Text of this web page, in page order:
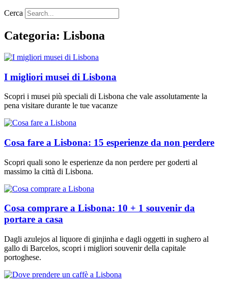
Cerca
Categoria: Lisbona
I migliori musei di Lisbona
Scopri i musei più speciali di Lisbona che vale assolutamente la
pena visitare durante le tue vacanze
Cosa fare a Lisbona: 15 esperienze da non perdere
Scopri quali sono le esperienze da non perdere per goderti al
massimo la città di Lisbona.
Cosa comprare a Lisbona: 10 + 1 souvenir da
portare a casa
Dagli azulejos al liquore di ginjinha e dagli oggetti in sughero al
gallo di Barcelos, scopri i migliori souvenir della capitale
portoghese.